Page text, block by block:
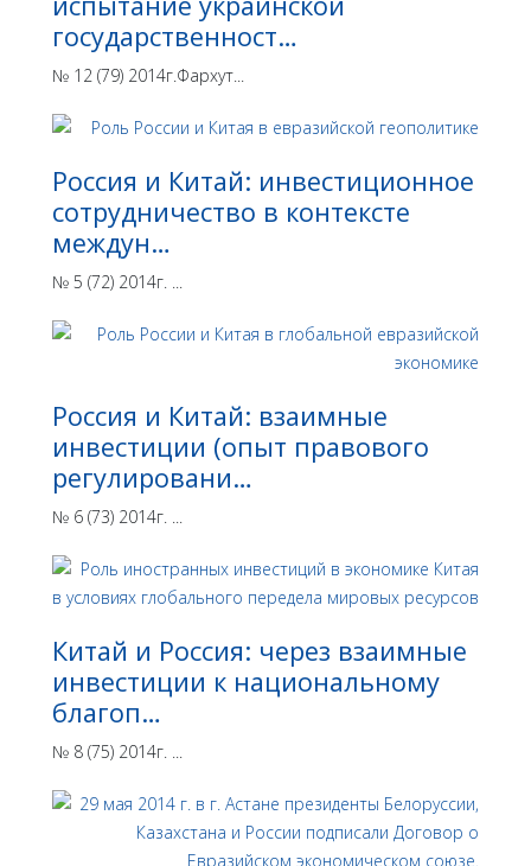
государственност…
№ 12 (79) 2014г.Фархут...
Россия и Китай: инвестиционное
сотрудничество в контексте
междун…
№ 5 (72) 2014г. ...
Россия и Китай: взаимные
инвестиции (опыт правового
регулировани…
№ 6 (73) 2014г. ...
Китай и Россия: через взаимные
инвестиции к национальному
благоп…
№ 8 (75) 2014г. ...